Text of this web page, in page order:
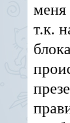
меня
т.к.